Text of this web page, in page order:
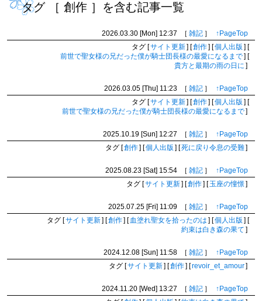
タグ ［ 創作 ］を含む記事一覧
2026.03.30 [Mon] 12:37 ［ 雑記 ］
↑PageTop
タグ [サイト更新] [創作] [個人出版 ] [
前世で聖女様の兄だった僕が騎士団長様の最愛になるまで] [
貴方と最期の雨の日に ]
2026.03.05 [Thu] 11:23 ［ 雑記 ］
↑PageTop
タグ [サイト更新] [創作] [個人出版 ] [
前世で聖女様の兄だった僕が騎士団長様の最愛になるまで]
2025.10.19 [Sun] 12:27 ［ 雑記 ］
↑PageTop
タグ [創作] [個人出版 ] [死に戻り令息の受難]
2025.08.23 [Sat] 15:54 ［ 雑記 ］
↑PageTop
タグ [サイト更新] [創作] [ 玉座の憧憬]
2025.07.25 [Fri] 11:09 ［ 雑記 ］
↑PageTop
タグ [サイト更新] [創作] [ 血塗れ聖女を拾ったのは ] [個人出版 ] [
約束は白き森の果て ]
2024.12.08 [Sun] 11:58 ［ 雑記 ］
↑PageTop
タグ [サイト更新] [創作] [revoir_et_amour]
2024.11.20 [Wed] 13:27 ［ 雑記 ］
↑PageTop